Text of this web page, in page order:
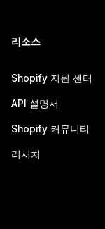
리소스
Shopify 지원 센터
API 설명서
Shopify 커뮤니티
리서치